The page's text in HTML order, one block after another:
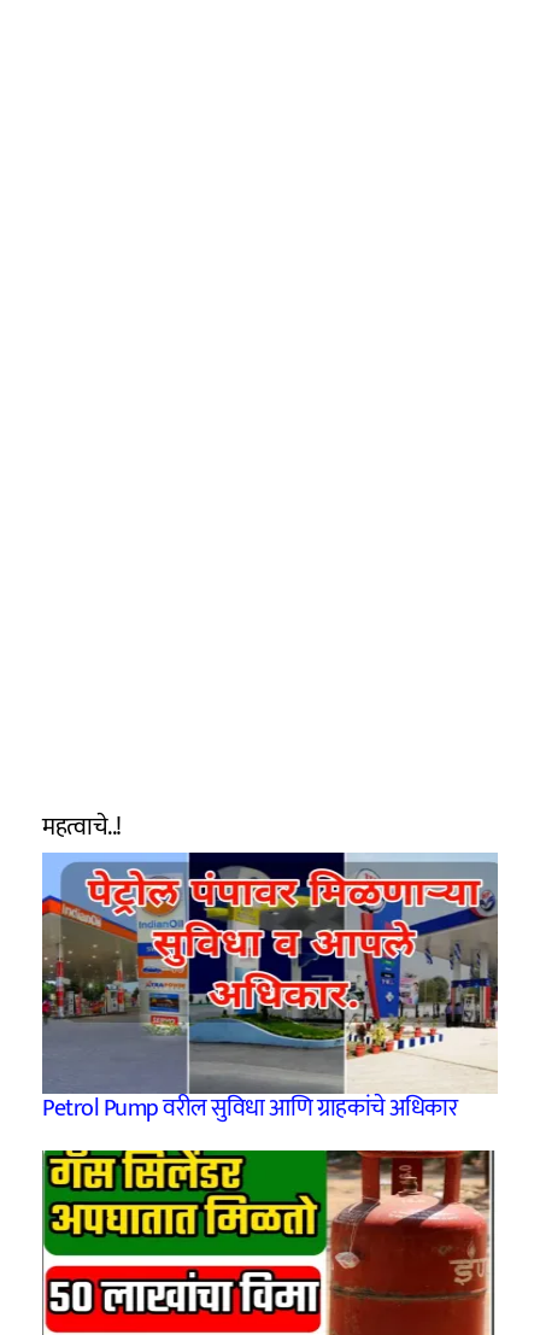
महत्वाचे..!
Petrol Pump वरील सुविधा आणि ग्राहकांचे अधिकार